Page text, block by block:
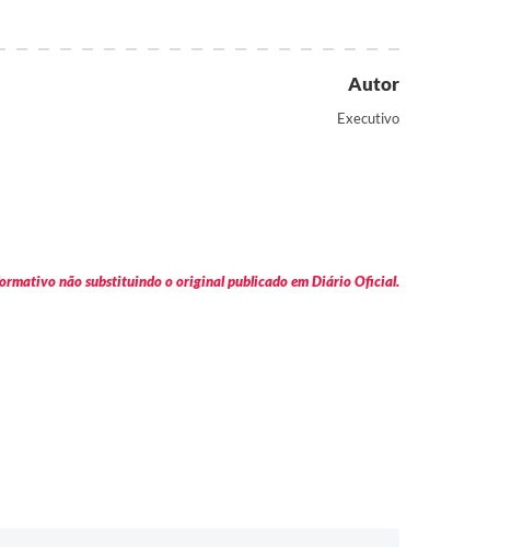
Autor
Executivo
não substituindo o original publicado em Diário Oficial.